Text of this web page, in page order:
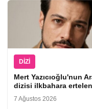
DIZI
Mert Yazıcıoğlu'nun
dizisi ilkbahara
7 Ağustos 2026